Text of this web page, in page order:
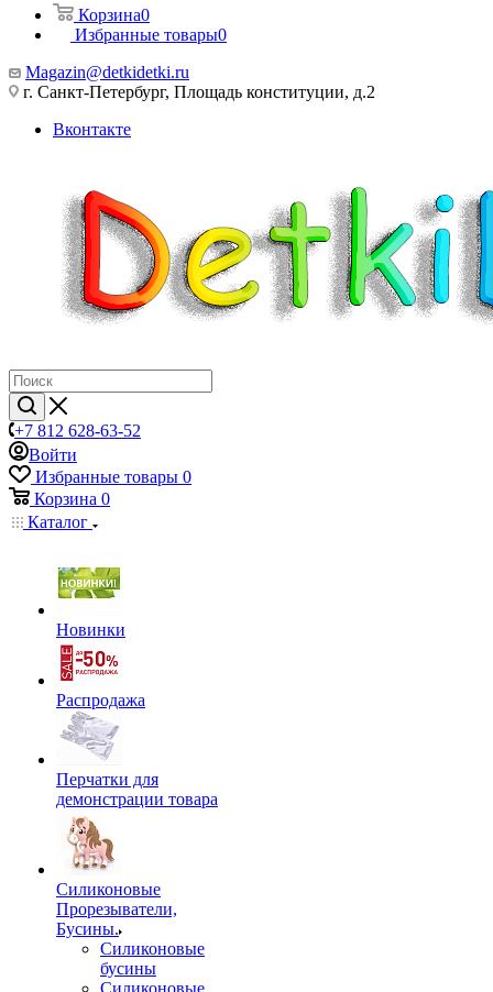
Корзина0
Избранные товары0
Magazin@detkidetki.ru
г. Санкт-Петербург, Площадь конституции, д.2
Вконтакте
+7 812 628-63-52
Войти
Избранные товары 0
Корзина 0
Каталог
Новинки
Распродажа
Перчатки для
демонстрации товара
Силиконовые
Прорезыватели,
Бусины.
Силиконовые
бусины
Силиконовые